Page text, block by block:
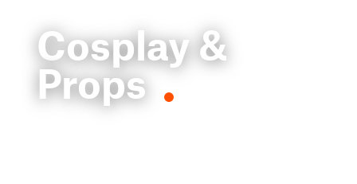
Cosplay &
Props